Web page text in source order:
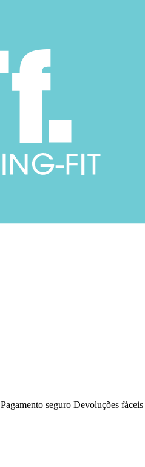
Pagamento seguro Devoluções fáceis